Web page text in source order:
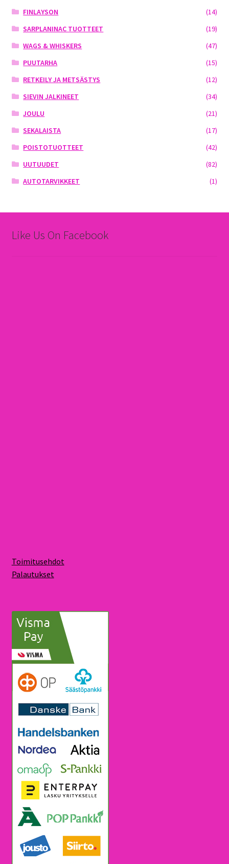
FINLAYSON
(14)
SARPLANINAC TUOTTEET
(19)
WAGS & WHISKERS
(47)
PUUTARHA
(15)
RETKEILY JA METSÄSTYS
(12)
SIEVIN JALKINEET
(34)
JOULU
(21)
SEKALAISTA
(17)
POISTOTUOTTEET
(42)
UUTUUDET
(82)
AUTOTARVIKKEET
(1)
Like Us On Facebook
Toimitusehdot
Palautukset